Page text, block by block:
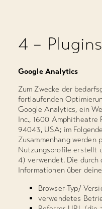
4 –
Google Analytics
Zum Zwecke der
fortlaufenden
Google Analytics, ein
Inc., 1600 Amphitheatre
94043, USA; im
Zusammenhang werden
Nutzungsprofile erstellt
4) verwendet. Die durch
Informationen über
Browser-Typ/-
verwendetes